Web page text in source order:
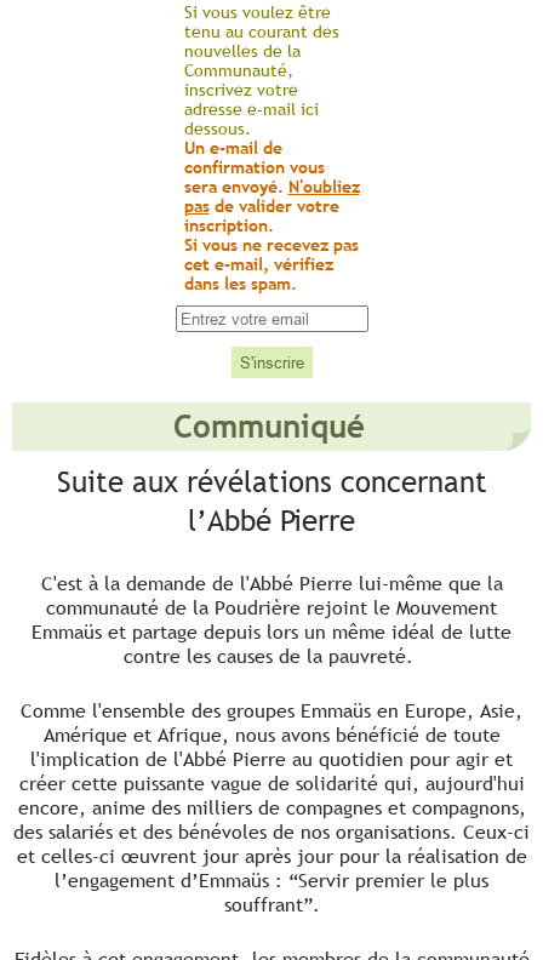
Si vous voulez être
tenu au courant des
nouvelles de la
Communauté,
inscrivez votre
adresse e-mail ici
dessous.
Un e-mail de
confirmation vous
sera envoyé. N'oubliez
pasde valider votre
inscription.
Si vous ne recevez pas
cet e-mail, vérifiez
dans les spam.
Communiqué
Suite aux révélations concernant
l’Abbé Pierre
C'est à la demande de l'Abbé Pierre lui-même que la
communauté de la Poudrière rejoint le Mouvement
Emmaüs et partage depuis lors un même idéal de lutte
contre les causes de la pauvreté.
Comme l'ensemble des groupes Emmaüs en Europe, Asie,
Amérique et Afrique, nous avons bénéficié de toute
l'implication de l'Abbé Pierre au quotidien pour agir et
créer cette puissante vague de solidarité qui, aujourd'hui
encore, anime des milliers de compagnes et compagnons,
des salariés et des bénévoles de nos organisations. Ceux-ci
et celles-ci œuvrent jour après jour pour la réalisation de
l’engagement d’Emmaüs : “Servir premier le plus
souffrant”.